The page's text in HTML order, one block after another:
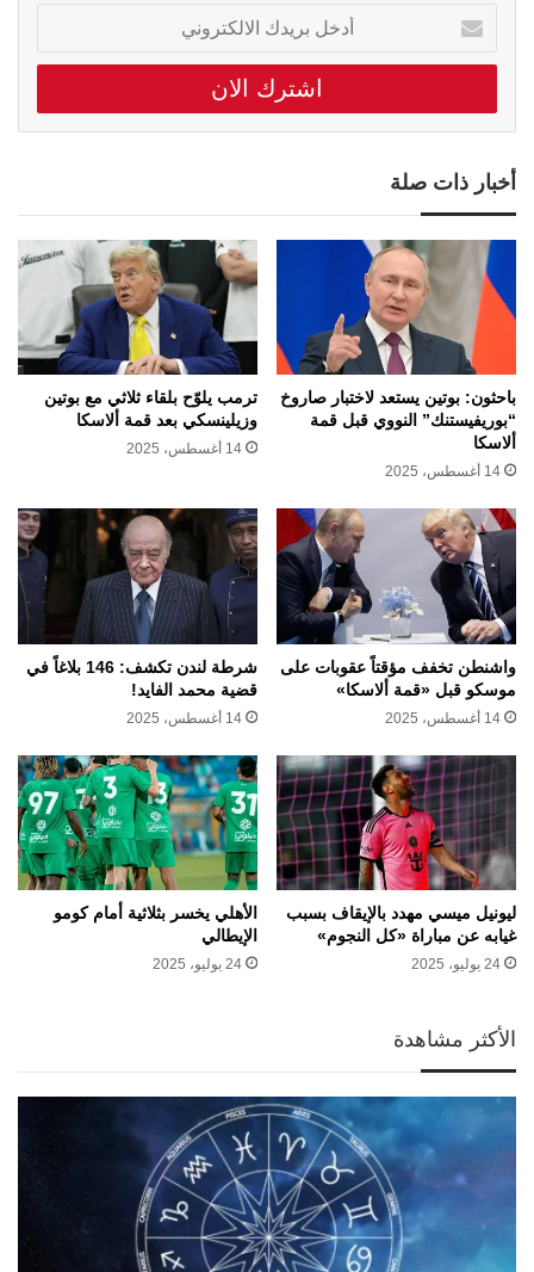
أدخل
بريدك
الالكتروني
أخبار ذات صلة
باحثون: بوتين يستعد لاختبار صاروخ
“بوريفيستنك” النووي قبل قمة
ألاسكا
14 أغسطس، 2025
ترمب يلوّح بلقاء ثلاثي مع بوتين
وزيلينسكي بعد قمة ألاسكا
14 أغسطس، 2025
واشنطن تخفف مؤقتاً عقوبات على
موسكو قبل «قمة ألاسكا»
14 أغسطس، 2025
شرطة لندن تكشف: 146 بلاغاً في
قضية محمد الفايد!
14 أغسطس، 2025
ليونيل ميسي مهدد بالإيقاف بسبب
غيابه عن مباراة «كل النجوم»
24 يوليو، 2025
الأهلي يخسر بثلاثية أمام كومو
الإيطالي
24 يوليو، 2025
الأكثر مشاهدة